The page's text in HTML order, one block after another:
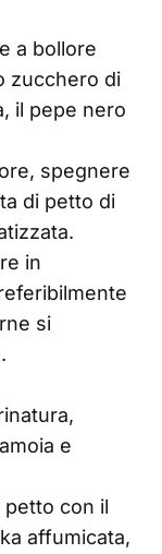
a bollore
zucchero di
il pepe nero
spegnere
di petto di
in
si
e
petto con il
affumicata,